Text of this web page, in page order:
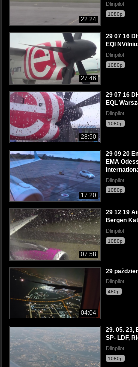
22:24
Dlinpilot
1080p
27:46
29 07 16
EQI
Dlinpilot
1080p
28:50
29 07 16
EQL
Dlinpilot
1080p
17:20
29 09 20
EMA
Dlinpilot
1080p
07:58
29 12 19
Bergen
Dlinpilot
1080p
04:04
29
Dlinpilot
480p
29. 05. 23,
SP- LDF,
Dlinpilot
1080p